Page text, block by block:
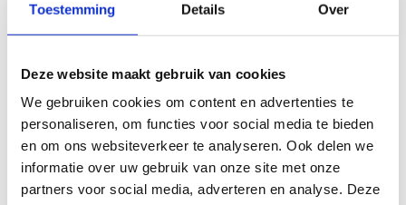
Toestemming Details Over
Deze website maakt gebruik van cookies
We gebruiken cookies om content en advertenties te
personaliseren, om functies voor social media te bieden
en om ons websiteverkeer te analyseren. Ook delen we
informatie over uw gebruik van onze site met onze
partners voor social media, adverteren en analyse. Deze
Wees er snel bij, want het aantal plaatsen per
We verzamelen op de eerste zaterdagen van de
maanden maart tot en met oktober om 10.00 uur bij
de Orangerie op het terrein van de Hartekamp.
Adres: Eekhoornlaan 1 in Heemstede (adres
hoofdgebouw: Herenweg 5 in Heemstede).